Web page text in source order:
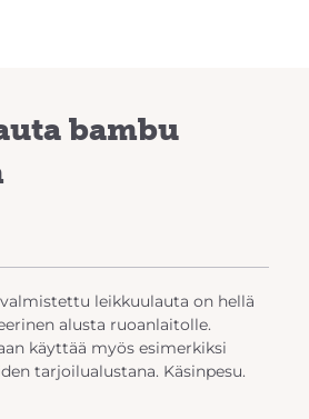
bambu
leikkuulauta on hellä
alusta ruoanlaitolle.
käyttää myös esimerkiksi
tarjoilualustana. Käsinpesu.